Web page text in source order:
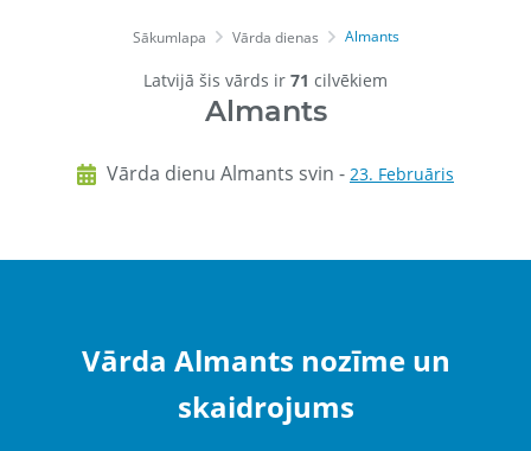
Sākumlapa Vārda dienas Almants
Latvijā šis vārds ir 71 cilvēkiem
Almants
Vārda dienu Almants svin - 23. Februāris
Vārda Almants nozīme un
skaidrojums